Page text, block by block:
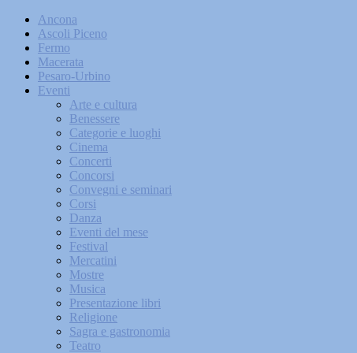
Ancona
Ascoli Piceno
Fermo
Macerata
Pesaro-Urbino
Eventi
Arte e cultura
Benessere
Categorie e luoghi
Cinema
Concerti
Concorsi
Convegni e seminari
Corsi
Danza
Eventi del mese
Festival
Mercatini
Mostre
Musica
Presentazione libri
Religione
Sagra e gastronomia
Teatro